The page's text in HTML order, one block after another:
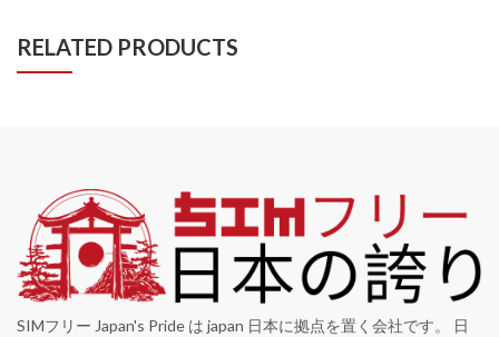
RELATED PRODUCTS
SIMフリー Japan's Pride は japan 日本に拠点を置く会社です。 日